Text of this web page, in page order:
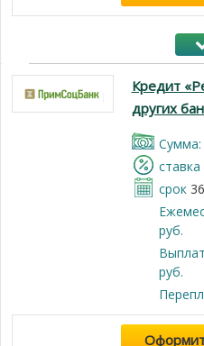
Кредит
других
Cумма:
cтавка
срок 36
руб.
руб.